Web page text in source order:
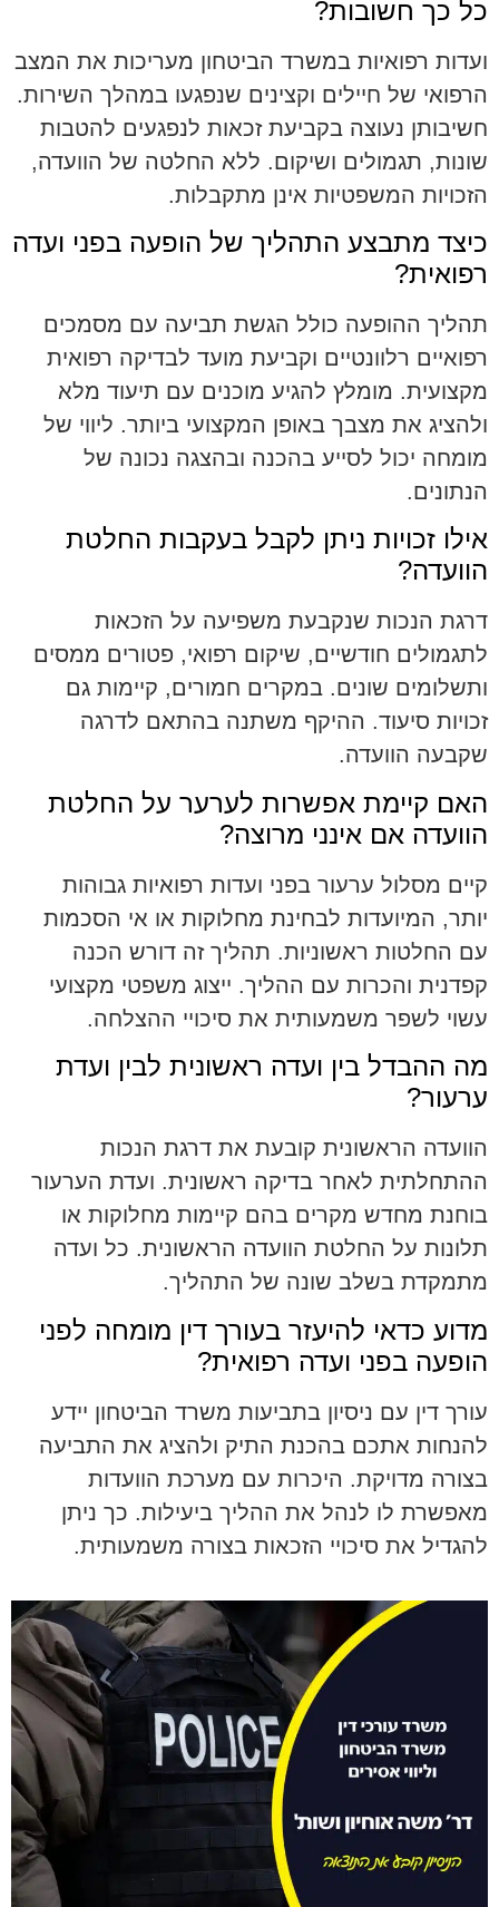
כל כך חשובות?
ועדות רפואיות במשרד הביטחון מעריכות את המצב
הרפואי של חיילים וקצינים שנפגעו במהלך השירות.
חשיבותן נעוצה בקביעת זכאות לנפגעים להטבות
שונות, תגמולים ושיקום. ללא החלטה של הוועדה,
הזכויות המשפטיות אינן מתקבלות.
כיצד מתבצע התהליך של הופעה בפני ועדה
רפואית?
תהליך ההופעה כולל הגשת תביעה עם מסמכים
רפואיים רלוונטיים וקביעת מועד לבדיקה רפואית
מקצועית. מומלץ להגיע מוכנים עם תיעוד מלא
ולהציג את מצבך באופן המקצועי ביותר. ליווי של
מומחה יכול לסייע בהכנה ובהצגה נכונה של
הנתונים.
אילו זכויות ניתן לקבל בעקבות החלטת
הוועדה?
דרגת הנכות שנקבעת משפיעה על הזכאות
לתגמולים חודשיים, שיקום רפואי, פטורים ממסים
ותשלומים שונים. במקרים חמורים, קיימות גם
זכויות סיעוד. ההיקף משתנה בהתאם לדרגה
שקבעה הוועדה.
האם קיימת אפשרות לערער על החלטת
הוועדה אם אינני מרוצה?
קיים מסלול ערעור בפני ועדות רפואיות גבוהות
יותר, המיועדות לבחינת מחלוקות או אי הסכמות
עם החלטות ראשוניות. תהליך זה דורש הכנה
קפדנית והכרות עם ההליך. ייצוג משפטי מקצועי
עשוי לשפר משמעותית את סיכויי ההצלחה.
מה ההבדל בין ועדה ראשונית לבין ועדת
ערעור?
הוועדה הראשונית קובעת את דרגת הנכות
ההתחלתית לאחר בדיקה ראשונית. ועדת הערעור
בוחנת מחדש מקרים בהם קיימות מחלוקות או
תלונות על החלטת הוועדה הראשונית. כל ועדה
מתמקדת בשלב שונה של התהליך.
מדוע כדאי להיעזר בעורך דין מומחה לפני
הופעה בפני ועדה רפואית?
עורך דין עם ניסיון בתביעות משרד הביטחון יידע
להנחות אתכם בהכנת התיק ולהציג את התביעה
בצורה מדויקת. היכרות עם מערכת הוועדות
מאפשרת לו לנהל את ההליך ביעילות. כך ניתן
להגדיל את סיכויי הזכאות בצורה משמעותית.